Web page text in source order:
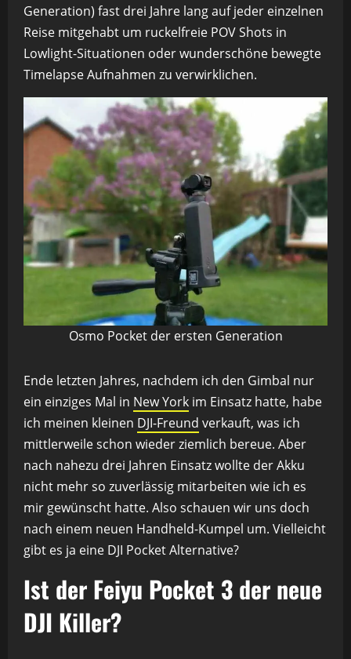
Generation) fast drei Jahre lang auf jeder einzelnen
Reise mitgehabt um ruckelfreie POV Shots in
Lowlight-Situationen oder wunderschöne bewegte
Timelapse Aufnahmen zu verwirklichen.
Osmo Pocket der ersten Generation
Ende letzten Jahres, nachdem ich den Gimbal nur
ein einziges Mal in New York im Einsatz hatte, habe
ich meinen kleinen DJI-Freund verkauft, was ich
mittlerweile schon wieder ziemlich bereue. Aber
nach nahezu drei Jahren Einsatz wollte der Akku
nicht mehr so zuverlässig mitarbeiten wie ich es
mir gewünscht hatte. Also schauen wir uns doch
nach einem neuen Handheld-Kumpel um. Vielleicht
gibt es ja eine DJI Pocket Alternative?
Ist der Feiyu Pocket 3 der neue
DJI Killer?